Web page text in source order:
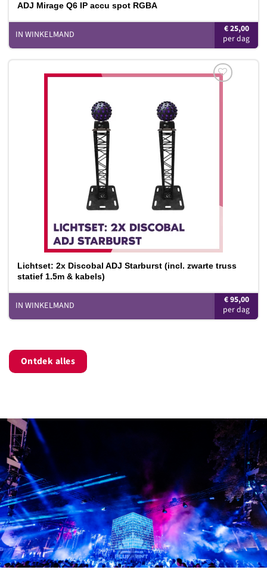
ADJ Mirage Q6 IP accu spot RGBA
€25,00
IN WINKELMAND
Lichtset: 2x Discobal ADJ Starburst (incl. zwarte truss
statief 1.5m & kabels)
€95,00
IN WINKELMAND
Ontdek alles